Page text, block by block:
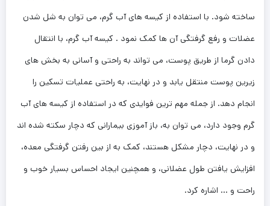
ساخته شود. با استفاده از کیسه های آب گرم، می توان به شل شدن
عضلات و رفع گرفتگی آن ها کمک نمود . کیسه آب گرم، با انتقال
دادن گرما از طریق پوست، می تواند به راحتی و آسانی به بخش های
زیرین پوست منتقل یابد و در نهایت، به راحتی عملیات تسکین را
انجام دهد. از جمله مهم ترین فوایدی که در استفاده از کیسه های آب
گرم وجود دارد، می توان به، باز آموزی بیمارانی که دچار سکته شده اند
و در نهایت، دچار مشکل هستند، کمک به از بین رفتن گرفتگی معده،
افزایش یافتن طول عضلانی، و همچنین ایجاد احساس بسیار خوب و
راحت و … اشاره کرد.